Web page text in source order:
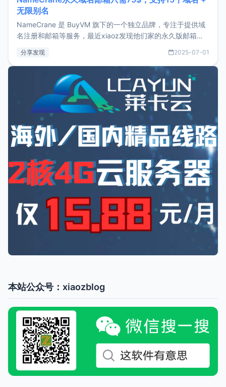
无限别名
NameCrane 是 BuyVM 旗下的一个独立品牌，专注于提供域
名注册和邮箱等服务，最近xiaoz发现他们家的永久版邮箱服
又实惠的域名邮箱，不妨尝试一下 NameCrane。注册
NameCraneNameCrane不支持直接注册，必须要购买
分享发现 2025-07-01
本站公众号：xiaozblog